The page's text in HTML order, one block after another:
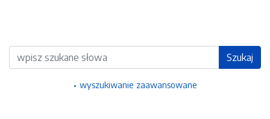
Wyszukiwarka Szukaj
wyszukiwanie zaawansowane